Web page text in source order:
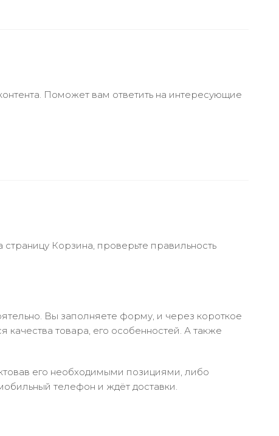
Поможет вам ответить на интересующие
Корзина, проверьте правильность
Вы заполняете форму, и через короткое
товара, его особенностей. А также
его необходимыми позициями, либо
телефон и ждёт доставки.